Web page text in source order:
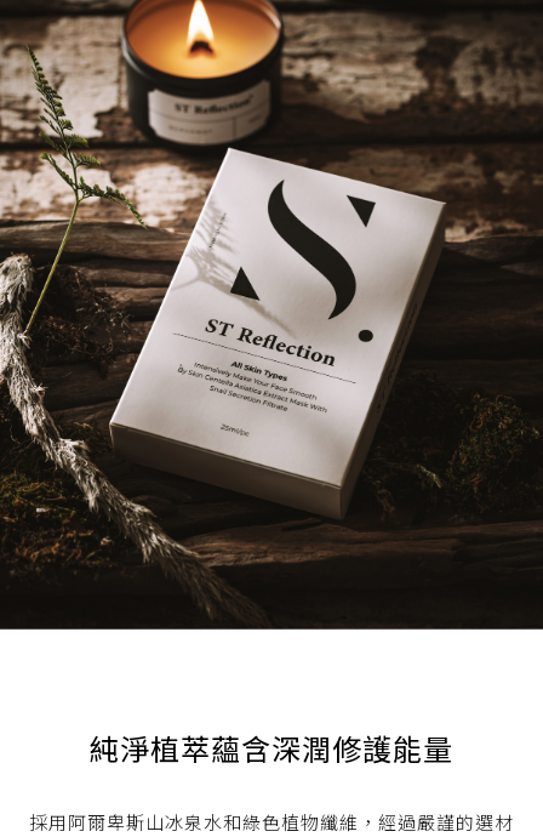
純淨植萃蘊含深潤修護能量
採用阿爾卑斯山冰泉水和綠色植物纖維，經過嚴謹的選材